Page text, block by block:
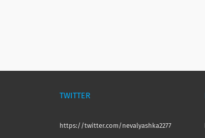
TWITTER
https://twitter.com/nevalyashka2277